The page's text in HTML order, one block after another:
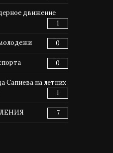
движение
1
0
0
Сапиева на летних
1
7